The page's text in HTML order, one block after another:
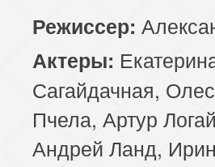
Режиссер:
Актеры:
Сагайдачная,
Пчела, Артур
Андрей Ланд,